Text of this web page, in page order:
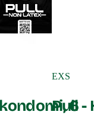
6
EXS
Pull -